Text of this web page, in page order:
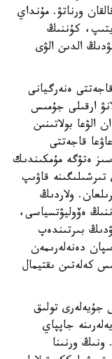
ورناتۋ. مۇنداي
كۇننىڭ
الدىن الۋى
ەنەرگيانى
ارقىلى جۇمىس
الۋعا بولاتىنىن
قاجەتتى
ەتۋگە مۇمكىندىك
قاۋىپ
ولاردىڭ
ەۆوليۋتسياسى،
بىرتىندەپ
دەنەلەرىمەن
كەلەتىن ىقتيمال
جۇيەلەرى تولىق
جاپپاي
ورنىنا